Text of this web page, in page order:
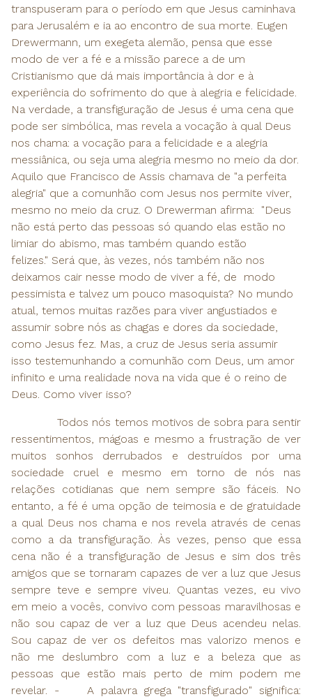
transpuseram para o período em que Jesus caminhava
para Jerusalém e ia ao encontro de sua morte. Eugen
Drewermann, um exegeta alemão, pensa que esse
modo de ver a fé e a missão parece a de um
Cristianismo que dá mais importância à dor e à
experiência do sofrimento do que à alegria e felicidade.
Na verdade, a transfiguração de Jesus é uma cena que
pode ser simbólica, mas revela a vocação à qual Deus
nos chama: a vocação para a felicidade e a alegria
messiânica, ou seja uma alegria mesmo no meio da dor.
Aquilo que Francisco de Assis chamava de "a perfeita
alegria" que a comunhão com Jesus nos permite viver,
mesmo no meio da cruz. O Drewerman afirma: "Deus
não está perto das pessoas só quando elas estão no
limiar do abismo, mas também quando estão
felizes." Será que, às vezes, nós também não nos
deixamos cair nesse modo de viver a fé, de modo
pessimista e talvez um pouco masoquista? No mundo
atual, temos muitas razões para viver angustiados e
assumir sobre nós as chagas e dores da sociedade,
como Jesus fez. Mas, a cruz de Jesus seria assumir
isso testemunhando a comunhão com Deus, um amor
infinito e uma realidade nova na vida que é o reino de
Deus. Como viver isso?
Todos nós temos motivos de sobra para sentir
ressentimentos, mágoas e mesmo a frustração de ver
muitos sonhos derrubados e destruídos por uma
sociedade cruel e mesmo em torno de nós nas
relações cotidianas que nem sempre são fáceis. No
entanto, a fé é uma opção de teimosia e de gratuidade
a qual Deus nos chama e nos revela através de cenas
como a da transfiguração. Às vezes, penso que essa
cena não é a transfiguração de Jesus e sim dos três
amigos que se tornaram capazes de ver a luz que Jesus
sempre teve e sempre viveu. Quantas vezes, eu vivo
em meio a vocês, convivo com pessoas maravilhosas e
não sou capaz de ver a luz que Deus acendeu nelas.
Sou capaz de ver os defeitos mas valorizo menos e
não me deslumbro com a luz e a beleza que as
pessoas que estão mais perto de mim podem me
revelar. -
A palavra grega "transfigurado" significa: